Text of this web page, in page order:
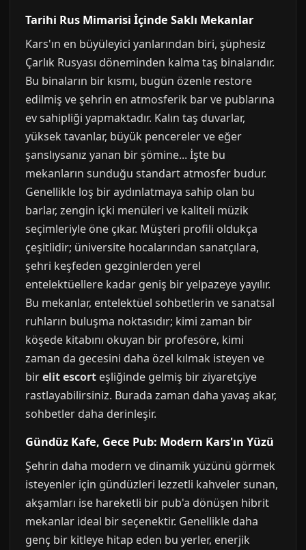
Tarihi Rus Mimarisi İçinde Saklı Mekanlar
Kars'ın en büyüleyici yanlarından biri, şüphesiz
Çarlık Rusyası döneminden kalma taş binalarıdır.
Bu binaların bir kısmı, bugün özenle restore
edilmiş ve şehrin en atmosferik bar ve publarına
ev sahipliği yapmaktadır. Kalın taş duvarlar,
yüksek tavanlar, büyük pencereler ve eğer
şanslıysanız yanan bir şömine... İşte bu
mekanların sunduğu standart atmosfer budur.
Genellikle loş bir aydınlatmaya sahip olan bu
barlar, zengin içki menüleri ve kaliteli müzik
seçimleriyle öne çıkar. Müşteri profili oldukça
çeşitlidir; üniversite hocalarından sanatçılara,
şehri keşfeden gezginlerden yerel
entelektüellere kadar geniş bir yelpazeye yayılır.
Bu mekanlar, entelektüel sohbetlerin ve sanatsal
ruhların buluşma noktasıdır; kimi zaman bir
köşede kitabını okuyan bir profesöre, kimi
zaman da gecesini daha özel kılmak isteyen ve
birelit escort eşliğinde gelmiş bir ziyaretçiye
rastlayabilirsiniz. Burada zaman daha yavaş akar,
sohbetler daha derinleşir.
Gündüz Kafe, Gece Pub: Modern Kars'ın Yüzü
Şehrin daha modern ve dinamik yüzünü görmek
isteyenler için gündüzleri lezzetli kahveler sunan,
akşamları ise hareketli bir pub'a dönüşen hibrit
mekanlar ideal bir seçenektir. Genellikle daha
genç bir kitleye hitap eden bu yerler, enerjik